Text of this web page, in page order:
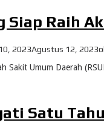
Siap Raih
2023Agustus 12, 2023
Sakit Umum Daerah
Satu